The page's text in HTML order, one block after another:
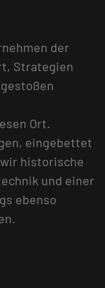
der
Strategien
Ort.
eingebettet
historische
und einer
ebenso